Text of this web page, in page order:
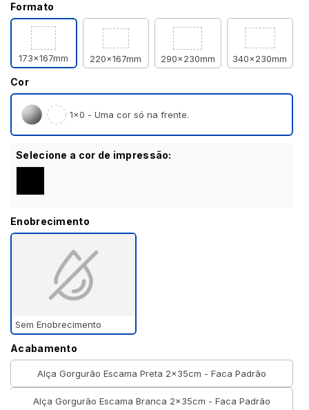
Formato
173x167mm 220x167mm 290x230mm 340x230mm
Cor
1×0 - Uma cor só na frente.
Selecione a cor de impressão:
Enobrecimento
Sem Enobrecimento
Acabamento
Alça Gorgurão Escama Preta 2x35cm - Faca Padrão
Alça Gorgurão Escama Branca 2x35cm - Faca Padrão